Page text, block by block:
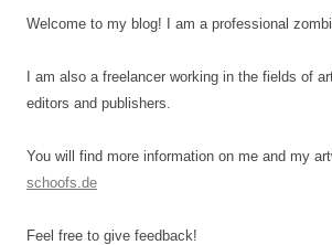
Welcome to my blog! I am a professional
I am also a freelancer working in the fields of
editors and publishers.
You will find more information on me and my
schoofs.de
Feel free to give feedback!